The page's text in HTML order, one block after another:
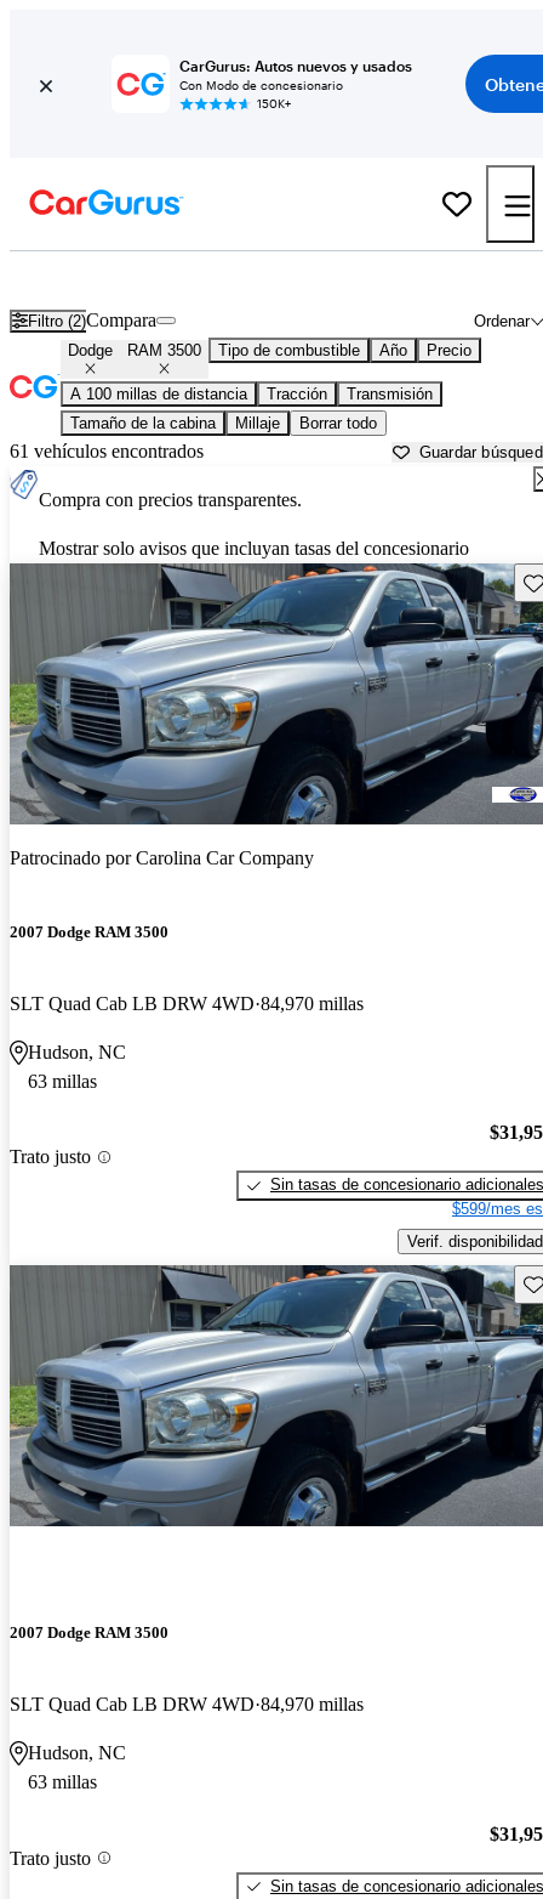
CarGurus: Autos nuevos y usados
Con Modo de concesionario
150K+
Filtro (2) Ordenar
Compara
Dodge RAM 3500 Tipo de combustible Año Precio
A 100 millas de distancia Tracción
Transmisión
Tamaño de la cabina
Millaje Borrar todo
61 vehículos encontrados Guardar
Compra con precios transparentes.
Mostrar solo avisos que incluyan tasas del concesionario
Patrocinado porCarolina Car Company
2007 Dodge RAM 3500
SLT Quad Cab LB DRW 4WD 84,970 millas
Hudson, NC
63 millas
Trato justo
Sin tasas de concesionario adicionales
$599/mes
Verif. disponibilidad
2007 Dodge RAM 3500
SLT Quad Cab LB DRW 4WD 84,970 millas
Hudson, NC
63 millas
Trato justo
Sin tasas de concesionario adicionales